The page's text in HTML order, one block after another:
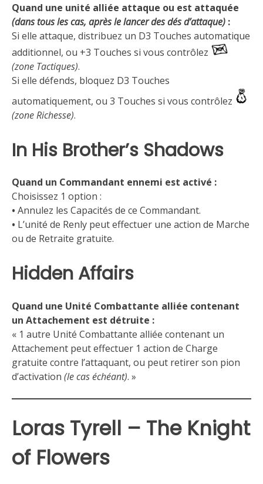
Quand une unité alliée attaque ou est attaquée
(dans tous les cas, après le lancer des dés d’attaque) :
Si elle attaque, distribuez un D3 Touches automatique
additionnel, ou +3 Touches si vous contrôlez
(zone Tactiques).
Si elle défends, bloquez D3 Touches
automatiquement, ou 3 Touches si vous contrôlez
(zone Richesse).
In His Brother’s Shadows
Quand un Commandant ennemi est activé :
Choisissez 1 option :
• Annulez les Capacités de ce Commandant.
• L’unité de Renly peut effectuer une action de Marche
ou de Retraite gratuite.
Hidden Affairs
Quand une Unité Combattante alliée contenant
un Attachement est détruite :
« 1 autre Unité Combattante alliée contenant un
Attachement peut effectuer 1 action de Charge
gratuite contre l’attaquant, ou peut retirer son pion
d’activation (le cas échéant). »
Loras Tyrell – The Knight
of Flowers